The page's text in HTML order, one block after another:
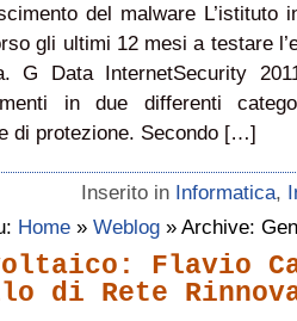
del malware L’istituto
gli ultimi 12 mesi a testare
G Data InternetSecurity
in due differenti
di protezione. Secondo […]
Inserito in Informatica,
Home » Weblog » Archive:
Flavio
di Rete